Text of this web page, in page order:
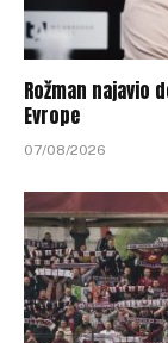
Rožman najavio
Evrope
07/08/2026